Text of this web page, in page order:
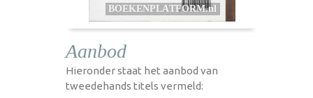
Aanbod
Hieronder staat het aanbod van
tweedehands titels vermeld: